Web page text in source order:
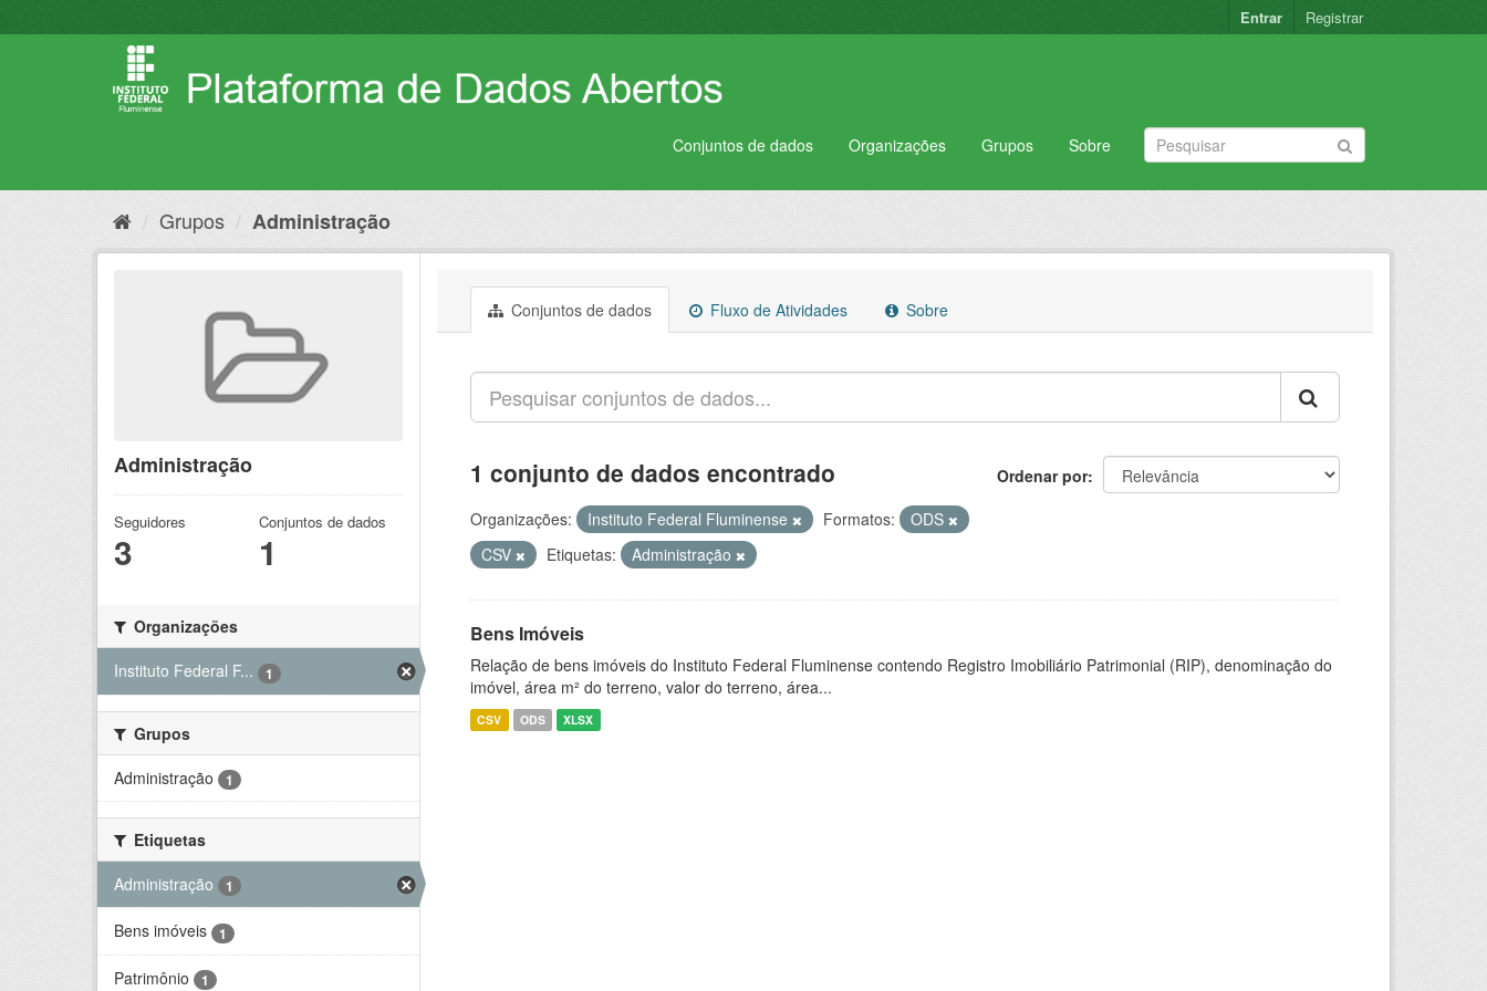
para
Entrar Registrar
Conjuntos de dados Organizações Grupos Sobre
Grupos Administração
Administração
Seguidores
3
Conjuntos de dados
1
Organizações
Instituto Federal F...
1
Grupos
Administração
1
Etiquetas
Administração
1
Bens imóveis 1
Patrimônio 1
Conjuntos de dados Fluxo de Atividades Sobre
Ordenar por
1 conjunto de dados encontrado
Organizações: Instituto Federal Fluminense Formatos:
ODS
CSV
Etiquetas: Administração
Bens Imóveis
Relação de bens imóveis do Instituto Federal Fluminense contendo Registro Imobiliário Patrimonial (RIP), denominação do
imóvel, área m² do terreno, valor do terreno, área...
CSV ODS XLSX